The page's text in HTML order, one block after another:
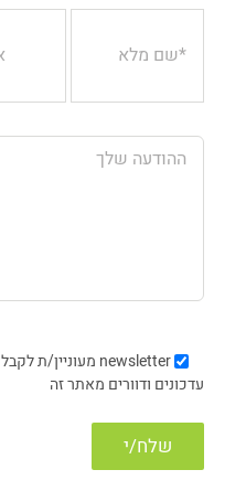
newsletter מעוניין/ת לקבל
עדכונים ודוורים מאתר זה